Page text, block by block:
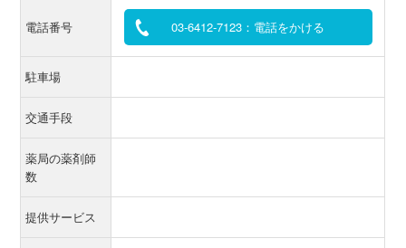
電話番号 03-6412-7123：電話をかける
駐車場
交通手段
薬局の薬剤師
数
提供サービス